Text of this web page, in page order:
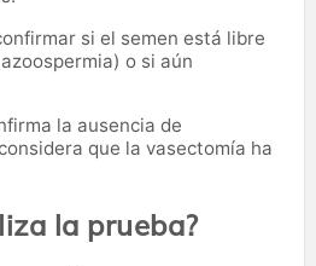
si el semen está libre
o si aún
la ausencia de
que la vasectomía ha
la prueba?